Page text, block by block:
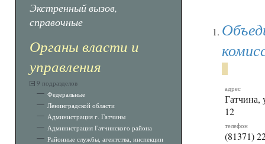
Экстренный вызов,
справочные
Органы власти и
управления
9 подразделов
Федеральные
Ленинградской области
Администрация г. Гатчины
Администрация Гатчинского района
Районные службы, агентства, инспекции
адрес
Гатчина,
12
телефон
(81371)